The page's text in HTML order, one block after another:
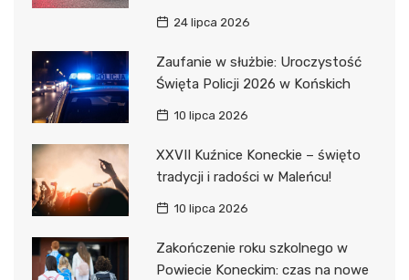
24 lipca 2026
Zaufanie w służbie: Uroczystość
Święta Policji 2026 w Końskich
10 lipca 2026
XXVII Kuźnice Koneckie – święto
tradycji i radości w Maleńcu!
10 lipca 2026
Zakończenie roku szkolnego w
Powiecie Koneckim: czas na nowe